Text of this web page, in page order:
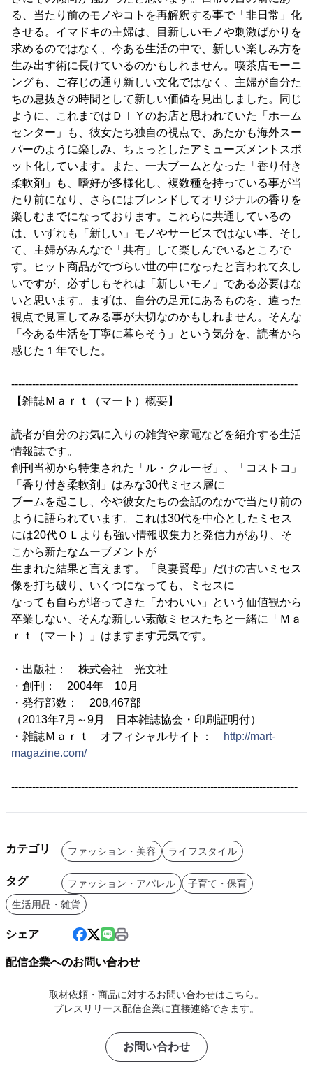
る、当たり前のモノやコトを再解釈する事で「非日常」化
させる。イマドキの主婦は、目新しいモノや刺激ばかりを
求めるのではなく、今ある生活の中で、新しい楽しみ方を
生み出す術に長けているのかもしれません。喫茶店モーニ
ングも、ご存じの通り新しい文化ではなく、主婦が自分た
ちの息抜きの時間として新しい価値を見出しました。同じ
ように、これまではＤＩＹのお店と思われていた「ホーム
センター」も、彼女たち独自の視点で、あたかも海外スー
パーのように楽しみ、ちょっとしたアミューズメントスポ
ット化しています。また、一大ブームとなった「香り付き
柔軟剤」も、嗜好が多様化し、複数種を持っている事が当
たり前になり、さらにはブレンドしてオリジナルの香りを
楽しむまでになっております。これらに共通しているの
は、いずれも「新しい」モノやサービスではない事、そし
て、主婦がみんなで「共有」して楽しんでいるところで
す。ヒット商品がでづらい世の中になったと言われて久し
いですが、必ずしもそれは「新しいモノ」である必要はな
いと思います。まずは、自分の足元にあるものを、違った
視点で見直してみる事が大切なのかもしれません。そんな
「今ある生活を丁寧に暮らそう」という気分を、読者から
感じた１年でした。
----------------------------------------------------------------------------------
【雑誌Ｍａｒｔ（マート）概要】
読者が自分のお気に入りの雑貨や家電などを紹介する生活
情報誌です。
創刊当初から特集された「ル・クルーゼ」、「コストコ」
「香り付き柔軟剤」はみな30代ミセス層に
ブームを起こし、今や彼女たちの会話のなかで当たり前の
ように語られています。これは30代を中心としたミセス
には20代ＯＬよりも強い情報収集力と発信力があり、そ
こから新たなムーブメントが
生まれた結果と言えます。「良妻賢母」だけの古いミセス
像を打ち破り、いくつになっても、ミセスに
なっても自らが培ってきた「かわいい」という価値観から
卒業しない、そんな新しい素敵ミセスたちと一緒に「Ｍａ
ｒｔ（マート）」はますます元気です。
・出版社： 株式会社 光文社
・創刊： 2004年 10月
・発行部数： 208,467部
（2013年7月～9月 日本雑誌協会・印刷証明付）
・雑誌Ｍａｒｔ オフィシャルサイト：
http://mart-
magazine.com/
----------------------------------------------------------------------------------
カテゴリ ファッション・美容 ライフスタイル
タグ ファッション・アパレル
子育て・保育
生活用品・雑貨
シェア
配信企業へのお問い合わせ
取材依頼・商品に対するお問い合わせはこちら。
プレスリリース配信企業に直接連絡できます。
お問い合わせ